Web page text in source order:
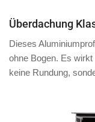
Überdachung
Dieses
ohne Bogen. Es
keine Rundung,